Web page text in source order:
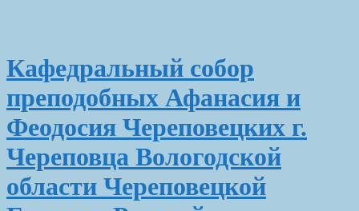
Кафедральный собор
преподобных Афанасия и
Феодосия Череповецких г.
Череповца Вологодской
области Череповецкой